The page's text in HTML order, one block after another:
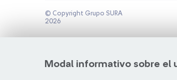
Modal informativo sobre el
© Copyright Grupo SURA
2026